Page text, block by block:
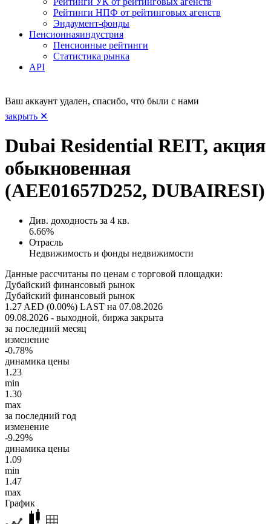
Рейтинги НПФ от рейтинговых агенств
Эндаумент-фонды
Пенсионнаяиндустрия
Пенсионные рейтинги
Статистика рынка
API
Ваш аккаунт удален, спасибо, что были с нами
закрыть ✕
Dubai Residential REIT, акция
обыкновенная
(AEE01657D252, DUBAIRESI)
Див. доходность за 4 кв.
6.66%
Отрасль
Недвижимость и фонды недвижимости
Данные рассчитаны по ценам с торговой площадки:
Дубайский финансовый рынок
Дубайский финансовый рынок
1.27 AED (0.00%) LAST на 07.08.2026
09.08.2026 - выходной, биржа закрыта
за последний месяц
изменение
-0.78%
динамика цены
1.23
min
1.30
max
за последний год
изменение
-9.29%
динамика цены
1.09
min
1.47
max
График